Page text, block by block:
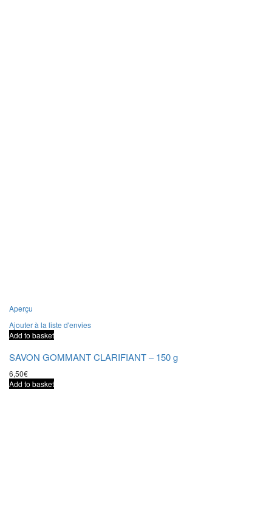
Aperçu
Ajouter à la liste d'envies
Add to basket
SAVON GOMMANT CLARIFIANT – 150 g
6,50€
Add to basket